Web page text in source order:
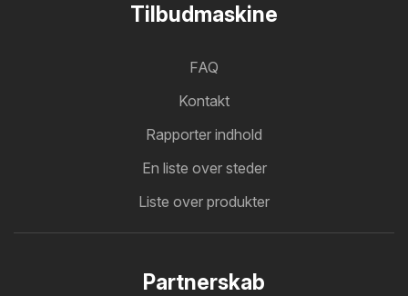
Tilbudmaskine
FAQ
Kontakt
Rapporter indhold
En liste over steder
Liste over produkter
Partnerskab